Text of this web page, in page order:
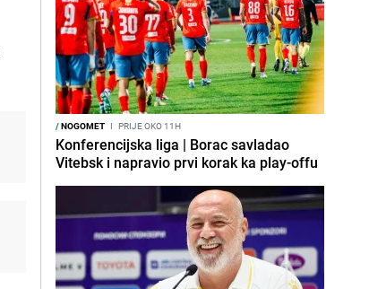
/NOGOMET I PRIJE OKO 11H
Konferencijska liga | Borac savladao
Vitebsk i napravio prvi korak ka play-offu